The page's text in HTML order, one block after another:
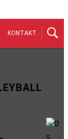
KONTAKT